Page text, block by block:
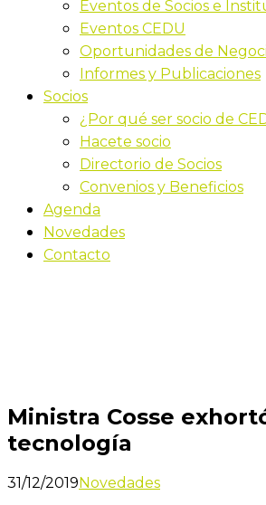
Eventos de Socios e
Eventos CEDU
Oportunidades de
Informes y Publicaciones
Socios
¿Por qué ser socio de
Hacete socio
Directorio de Socios
Convenios y Beneficios
Agenda
Novedades
Contacto
Ministra Cosse
tecnología
31/12/2019Novedades